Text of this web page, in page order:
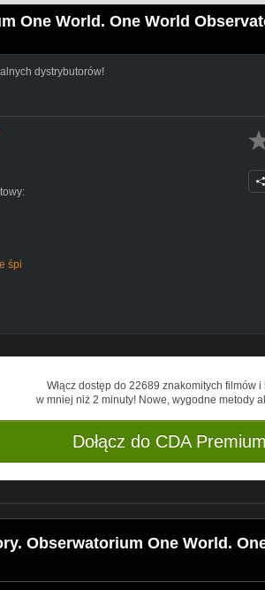
One World. One World
dystrybutorów!
śpi
Włącz dostęp do 22689 znakomitych filmów i
w mniej niż 2 minuty! Nowe, wygodne metody
Dołącz do CDA Premium
Obserwatorium One World.